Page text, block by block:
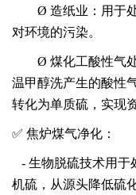
Ø 造纸业：用于
对环境的污染。
Ø 煤化工酸性气
温甲醇洗产生的酸性
转化为单质硫，实现
✅ 焦炉煤气净化：
- 生物脱硫技术用于
机硫，从源头降低硫